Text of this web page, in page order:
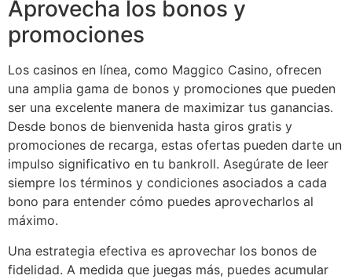
Aprovecha los bonos y
promociones
Los casinos en línea, como Maggico Casino, ofrecen
una amplia gama de bonos y promociones que pueden
ser una excelente manera de maximizar tus ganancias.
Desde bonos de bienvenida hasta giros gratis y
promociones de recarga, estas ofertas pueden darte un
impulso significativo en tu bankroll. Asegúrate de leer
siempre los términos y condiciones asociados a cada
bono para entender cómo puedes aprovecharlos al
máximo.
Una estrategia efectiva es aprovechar los bonos de
fidelidad. A medida que juegas más, puedes acumular